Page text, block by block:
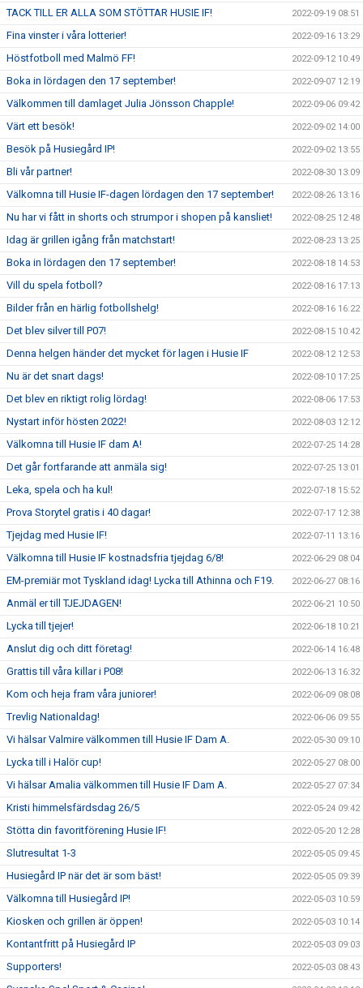
TACK TILL ER ALLA SOM STÖTTAR HUSIE IF! 2022-09-19 08:51
Fina vinster i våra lotterier! 2022-09-16 13:29
Höstfotboll med Malmö FF! 2022-09-12 10:49
Boka in lördagen den 17 september! 2022-09-07 12:19
Välkommen till damlaget Julia Jönsson Chapple! 2022-09-06 09:42
Värt ett besök! 2022-09-02 14:00
Besök på Husiegård IP! 2022-09-02 13:55
Bli vår partner! 2022-08-30 13:09
Välkomna till Husie IF-dagen lördagen den 17 september! 2022-08-26 13:16
Nu har vi fått in shorts och strumpor i shopen på kansliet! 2022-08-25 12:48
Idag är grillen igång från matchstart! 2022-08-23 13:25
Boka in lördagen den 17 september! 2022-08-18 14:53
Vill du spela fotboll? 2022-08-16 17:13
Bilder från en härlig fotbollshelg! 2022-08-16 16:22
Det blev silver till P07! 2022-08-15 10:42
Denna helgen händer det mycket för lagen i Husie IF 2022-08-12 12:53
Nu är det snart dags! 2022-08-10 17:25
Det blev en riktigt rolig lördag! 2022-08-06 17:53
Nystart inför hösten 2022! 2022-08-03 12:12
Välkomna till Husie IF dam A! 2022-07-25 14:28
Det går fortfarande att anmäla sig! 2022-07-25 13:01
Leka, spela och ha kul! 2022-07-18 15:52
Prova Storytel gratis i 40 dagar! 2022-07-17 12:38
Tjejdag med Husie IF! 2022-07-11 13:16
Välkomna till Husie IF kostnadsfria tjejdag 6/8! 2022-06-29 08:04
EM-premiär mot Tyskland idag! Lycka till Athinna och F19. 2022-06-27 08:16
Anmäl er till TJEJDAGEN! 2022-06-21 10:50
Lycka till tjejer! 2022-06-18 10:21
Anslut dig och ditt företag! 2022-06-14 16:48
Grattis till våra killar i P08! 2022-06-13 16:32
Kom och heja fram våra juniorer! 2022-06-09 08:08
Trevlig Nationaldag! 2022-06-06 09:55
Vi hälsar Valmire välkommen till Husie IF Dam A. 2022-05-30 09:10
Lycka till i Halör cup! 2022-05-27 08:00
Vi hälsar Amalia välkommen till Husie IF Dam A. 2022-05-27 07:34
Kristi himmelsfärdsdag 26/5 2022-05-24 09:42
Stötta din favoritförening Husie IF! 2022-05-20 12:28
Slutresultat 1-3 2022-05-05 09:45
Husiegård IP när det är som bäst! 2022-05-05 09:39
Välkomna till Husiegård IP! 2022-05-03 10:59
Kiosken och grillen är öppen! 2022-05-03 10:14
Kontantfritt på Husiegård IP 2022-05-03 09:03
Supporters! 2022-05-03 08:43